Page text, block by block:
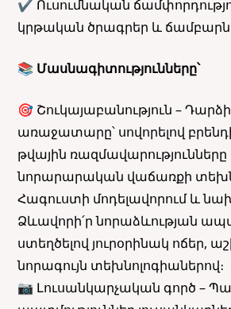
✔ Ուսումնական
կրթական ծրագրեր և
📚 Մասնագիտությունները՝
🎯 Շուկայաբանություն –
առաջատարը՝ սովորելով
թվային
նորարարական վաճառքի
Հագուստի մոդելավորում և
Ձևավորի՛ր նորաձևության
ստեղծելով յուրօրինակ ոճեր,
նորագույն տեխնոլոգիաներով։
📷 Լուսանկարչական գործ –